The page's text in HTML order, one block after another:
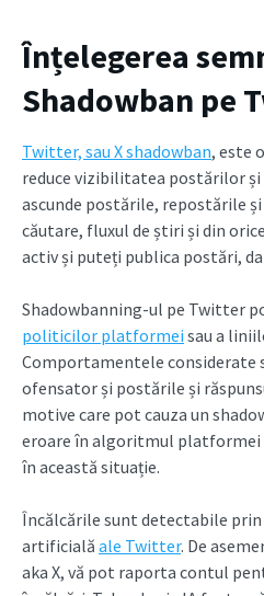
Înțelegerea
Shadowban pe
Twitter, sau X shadowban, este
reduce vizibilitatea postărilor și
ascunde postările, repostările
căutare, fluxul de știri și din
activ și puteți publica postări,
Shadowbanning-ul pe Twitter
politicilor platformei sau a
Comportamentele considerate
ofensator și postările și
motive care pot cauza un
eroare în algoritmul platformei
în această situație.
Încălcările sunt detectabile prin
artificială ale Twitter. De
aka X, vă pot raporta contul